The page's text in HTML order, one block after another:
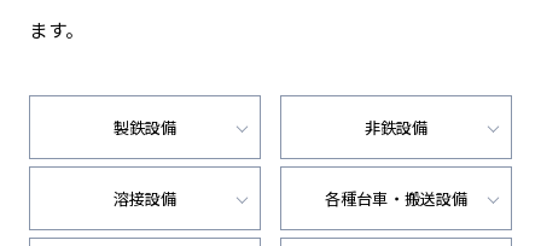
ます。
製鉄設備 非鉄設備
溶接設備 各種台車・搬送設備